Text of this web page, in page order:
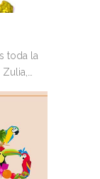
toda la